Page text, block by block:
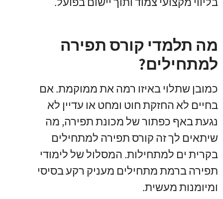
מה תלמדי קורס תפירה
למתחילים?
כמובן שתלוי באיזו רמה את ממוקמת. אם
בחיים לא החזקת חוט ומחט או עדיין לא
נגעת באף כפתור של מכונת תפירה, מה
שיתאים לך זה קורס תפירה למתחילים
בקרית ים למתחילות. המסלול של לימודי
תפירה ברמת מתחילים מעניק רקע בסיסי
ומיומנות מעשית.